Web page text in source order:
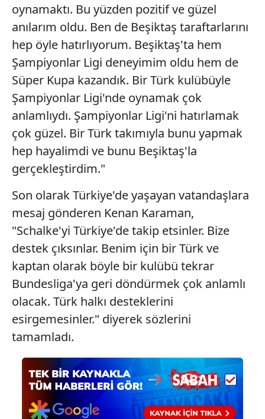
oynamaktı. Bu yüzden pozitif ve güzel
anılarım oldu. Ben de Beşiktaş taraftarlarını
hep öyle hatırlıyorum. Beşiktaş'ta hem
Şampiyonlar Ligi deneyimim oldu hem de
Süper Kupa kazandık. Bir Türk kulübüyle
Şampiyonlar Ligi'nde oynamak çok
anlamlıydı. Şampiyonlar Ligi'ni hatırlamak
çok güzel. Bir Türk takımıyla bunu yapmak
hep hayalimdi ve bunu Beşiktaş'la
gerçekleştirdim."
Son olarak Türkiye'de yaşayan vatandaşlara
mesaj gönderen Kenan Karaman,
"Schalke'yi Türkiye'de takip etsinler. Bize
destek çıksınlar. Benim için bir Türk ve
kaptan olarak böyle bir kulübü tekrar
Bundesliga'ya geri döndürmek çok anlamlı
olacak. Türk halkı desteklerini
esirgemesinler." diyerek sözlerini
tamamladı.